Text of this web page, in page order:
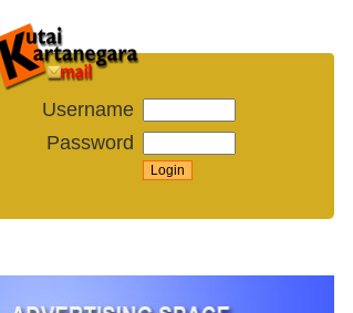
Username
Password